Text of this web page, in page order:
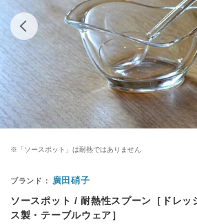
※「ソースポット」は耐熱ではありません
廣田硝子
ソースポット / 耐熱性スプーン［ドレッ
ス製・テーブルウェア］